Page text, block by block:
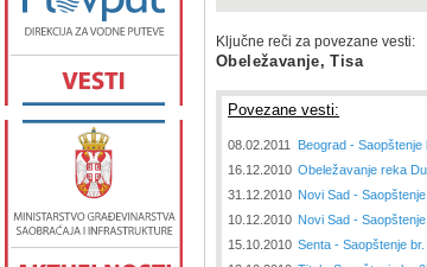
Ključne reči za povezane vesti:
Obeležavanje, Tisa
Povezane vesti:
08.02.2011
Beograd - Saopštenje
16.12.2010 Obeležavanje reka
31.12.2010 Novi Sad -
10.12.2010 Novi Sad -
15.10.2010 Senta - Saopštenje